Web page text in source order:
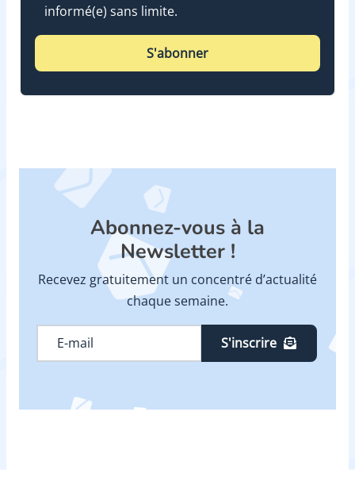
informé(e) sans limite.
S'abonner
Abonnez-vous à la
Newsletter !
Recevez gratuitement un concentré d’actualité
chaque semaine.
S'inscrire